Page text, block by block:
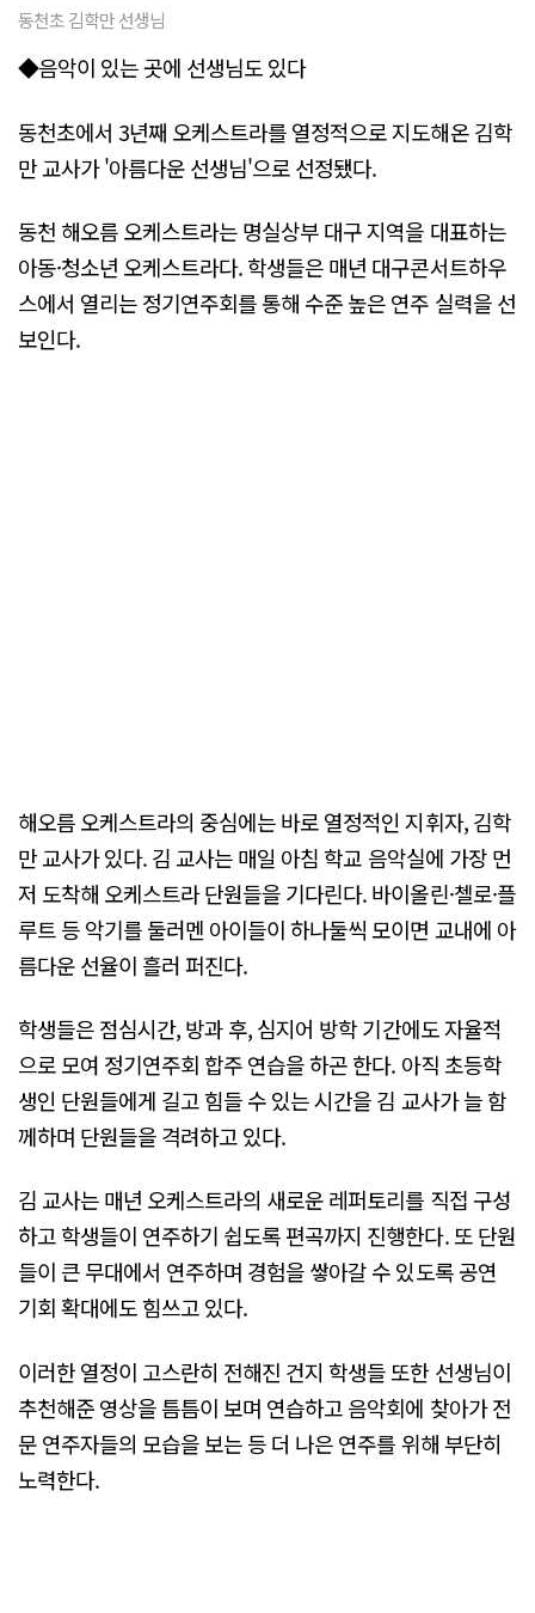
동천초 김학만 선생님
◆음악이 있는 곳에 선생님도 있다
동천초에서 3년째 오케스트라를 열정적으로 지도해온 김학
만 교사가 '아름다운 선생님'으로 선정됐다.
동천 해오름 오케스트라는 명실상부 대구 지역을 대표하는
아동·청소년 오케스트라다. 학생들은 매년 대구콘서트하우
스에서 열리는 정기연주회를 통해 수준 높은 연주 실력을 선
보인다.
해오름 오케스트라의 중심에는 바로 열정적인 지휘자, 김학
만 교사가 있다. 김 교사는 매일 아침 학교 음악실에 가장 먼
저 도착해 오케스트라 단원들을 기다린다. 바이올린·첼로·플
루트 등 악기를 둘러멘 아이들이 하나둘씩 모이면 교내에 아
름다운 선율이 흘러 퍼진다.
학생들은 점심시간, 방과 후, 심지어 방학 기간에도 자율적
으로 모여 정기연주회 합주 연습을 하곤 한다. 아직 초등학
생인 단원들에게 길고 힘들 수 있는 시간을 김 교사가 늘 함
께하며 단원들을 격려하고 있다.
김 교사는 매년 오케스트라의 새로운 레퍼토리를 직접 구성
하고 학생들이 연주하기 쉽도록 편곡까지 진행한다. 또 단원
들이 큰 무대에서 연주하며 경험을 쌓아갈 수 있도록 공연
기회 확대에도 힘쓰고 있다.
이러한 열정이 고스란히 전해진 건지 학생들 또한 선생님이
추천해준 영상을 틈틈이 보며 연습하고 음악회에 찾아가 전
문 연주자들의 모습을 보는 등 더 나은 연주를 위해 부단히
노력한다.